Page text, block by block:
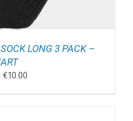
LONG 3 PACK –
Oorspronkelijke
€10.00Huidige